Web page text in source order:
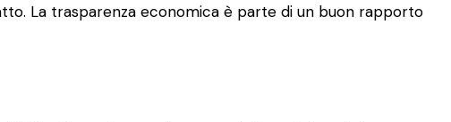
La trasparenza economica è parte di un buon rapporto